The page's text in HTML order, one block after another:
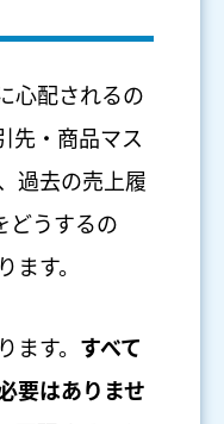
心配されるの
先・商品マス
過去の売上履
どうするの
ます。
ます。 すべて
要はありませ